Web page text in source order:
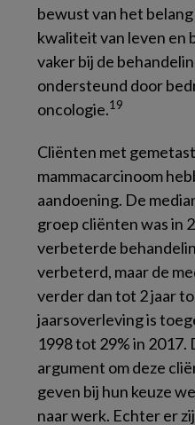
bewust van het
kwaliteit van leven en
vaker bij de
ondersteund door
oncologie.19
Cliënten met
mammacarcinoom
aandoening. De
groep cliënten was in
verbeterde
verbeterd, maar de
verder dan tot 2 jaar
jaarsoverleving is
1998 tot 29% in 2017.
argument om deze
geven bij hun keuze
naar werk. Echter er